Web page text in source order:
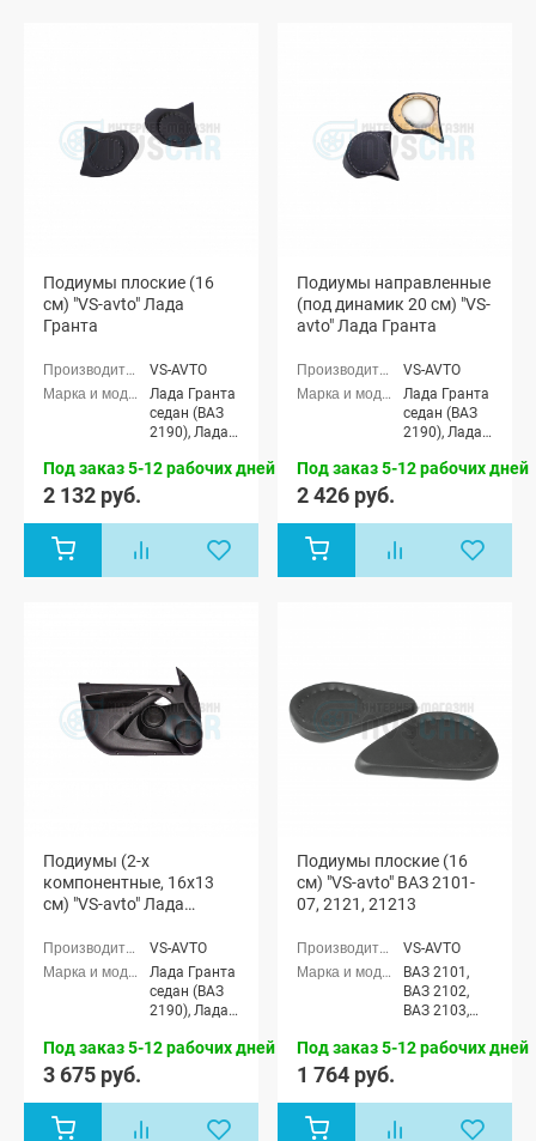
Подиумы плоские (16
см) "VS-avto" Лада
Гранта
VS-AVTO
Лада Гранта
седан (ВАЗ
2190), Лада
Спорт седан
лифтбек
(ВАЗ 2191)
Под заказ 5-12 рабочих дней
2 132 руб.
Подиумы направленные
(под динамик 20 см) "VS-
avto" Лада Гранта
VS-AVTO
Лада Гранта
седан (ВАЗ
2190), Лада
Спорт седан
лифтбек
(ВАЗ 2191)
Под заказ 5-12 рабочих дней
2 426 руб.
Подиумы (2-х
компонентные, 16x13
см) "VS-avto" Лада
VS-AVTO
Лада Гранта
седан (ВАЗ
2190), Лада
Спорт седан
лифтбек
(ВАЗ 2191)
Под заказ 5-12 рабочих дней
3 675 руб.
Подиумы плоские (16
см) "VS-avto" ВАЗ 2101-
07, 2121, 21213
VS-AVTO
ВАЗ 2101,
ВАЗ 2102,
ВАЗ 2103,
ВАЗ 2105,
Лада Нива
(ВАЗ 2121) 3-
Под заказ 5-12 рабочих дней
1 764 руб.